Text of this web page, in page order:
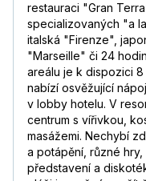
restauraci "Gran
specializovaných "a
italská "Firenze",
"Marseille" či 24
areálu je k dispozici
nabízí osvěžující
v lobby hotelu. V
centrum s vířivkou,
masážemi. Nechybí
a potápění, různé
představení a